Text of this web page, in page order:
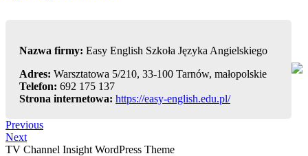
Nazwa firmy: Easy English Szkoła Języka Angielskiego
Adres: Warsztatowa 5/210, 33-100 Tarnów, małopolskie
Telefon: 692 175 137
Strona internetowa: https://easy-english.edu.pl/
Nawigacja
wpisu
Previous
Post
Previous
Next
Post
Next
TV Channel Insight WordPress Theme